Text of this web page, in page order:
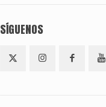
SÍGUENOS